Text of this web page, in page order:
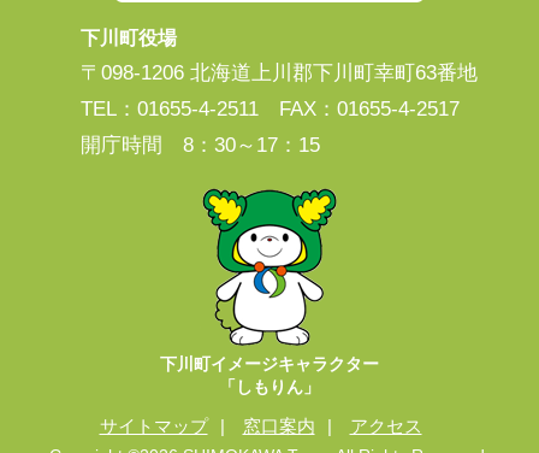
下川町役場
〒098-1206 北海道上川郡下川町幸町63番地
TEL：01655-4-2511 FAX：01655-4-2517
開庁時間 8：30～17：15
下川町イメージキャラクター
「しもりん」
サイトマップ 窓口案内 アクセス